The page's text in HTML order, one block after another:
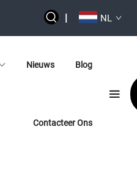
| NL
Nieuws Blog
Contacteer Ons